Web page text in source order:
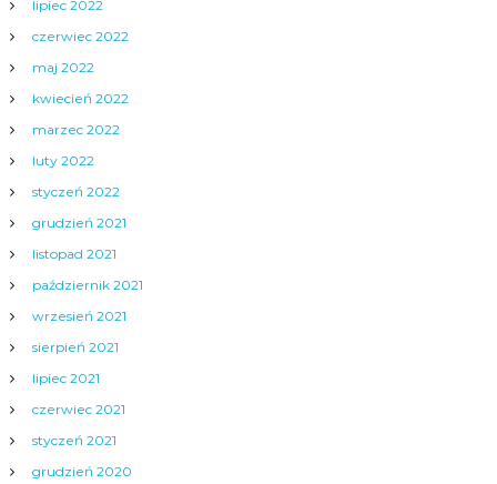
lipiec 2022
czerwiec 2022
maj 2022
kwiecień 2022
marzec 2022
luty 2022
styczeń 2022
grudzień 2021
listopad 2021
październik 2021
wrzesień 2021
sierpień 2021
lipiec 2021
czerwiec 2021
styczeń 2021
grudzień 2020